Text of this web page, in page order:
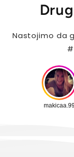
Nastojimo da
makicaa.99